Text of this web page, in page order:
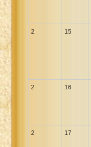
2 15
2 16
2 17